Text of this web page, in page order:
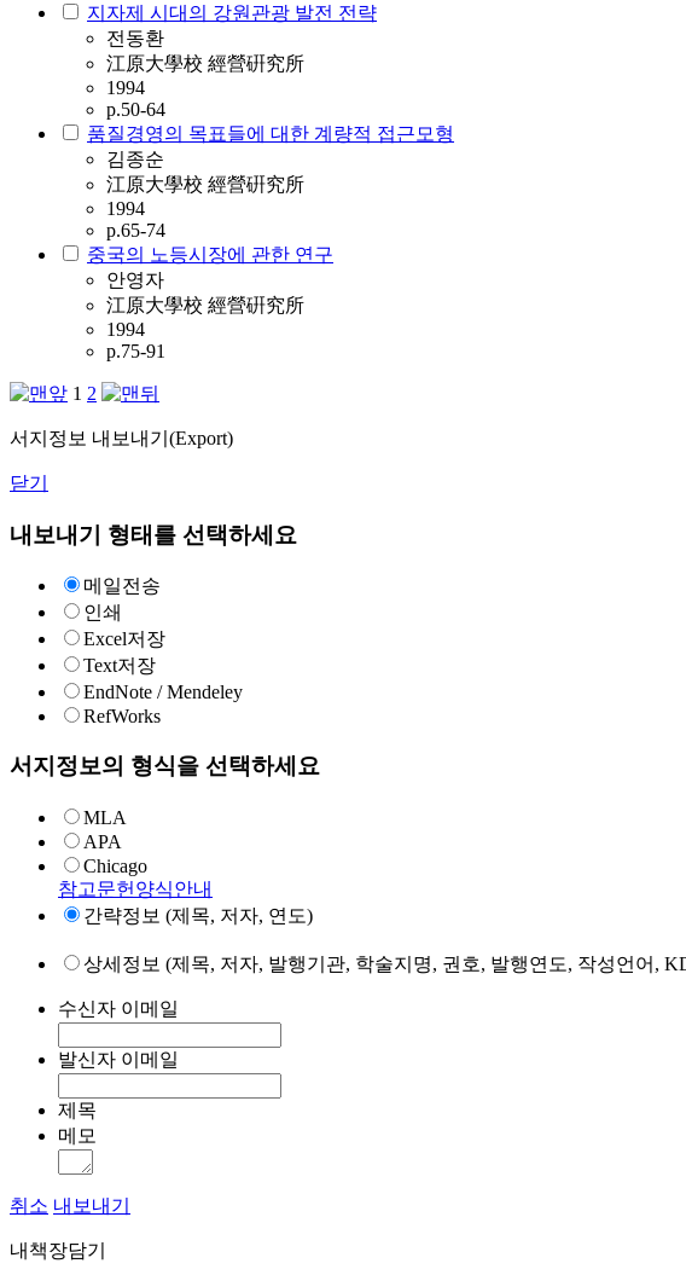
지자제 시대의 강원관광 발전 전략
전동환
江原大學校 經營硏究所
1994
p.50-64
품질경영의 목표들에 대한 계량적 접근모형
김종순
江原大學校 經營硏究所
1994
p.65-74
중국의 노등시장에 관한 연구
안영자
江原大學校 經營硏究所
1994
p.75-91
1 2
서지정보 내보내기(Export)
닫기
내보내기 형태를 선택하세요
메일전송
인쇄
Excel저장
Text저장
EndNote / Mendeley
RefWorks
서지정보의 형식을 선택하세요
MLA
APA
Chicago
참고문헌양식안내
간략정보 (제목, 저자, 연도)
상세정보 (제목, 저자, 발행기관, 학술지명, 권호, 발행연도, 작성언어,
수신자 이메일
발신자 이메일
제목
메모
취소 내보내기
내책장담기